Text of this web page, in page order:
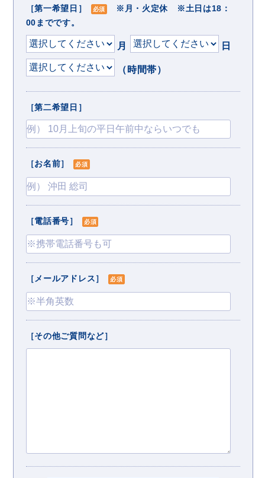
［第一希望日］ 必須
※月・火定休 ※土日は18：
00までです。
月 日
（時間帯）
［第二希望日］
［お名前］ 必須
［電話番号］ 必須
［メールアドレス］ 必須
［その他ご質問など］